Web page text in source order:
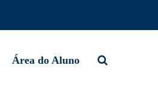
Área do Aluno